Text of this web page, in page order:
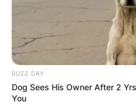
BUZZ DAY
Dog Sees His Owner After 2
You